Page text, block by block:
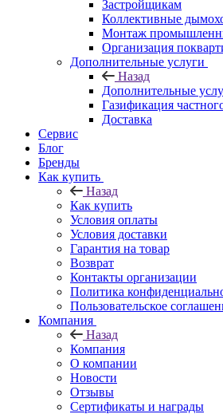
Застройщикам
Коллективные
Монтаж
Организация
Дополнительные услуги
Назад
Дополнительные
Газификация
Доставка
Сервис
Блог
Бренды
Как купить
Назад
Как купить
Условия оплаты
Условия доставки
Гарантия на товар
Возврат
Контакты организации
Политика
Пользовательское
Компания
Назад
Компания
О компании
Новости
Отзывы
Сертификаты и награды